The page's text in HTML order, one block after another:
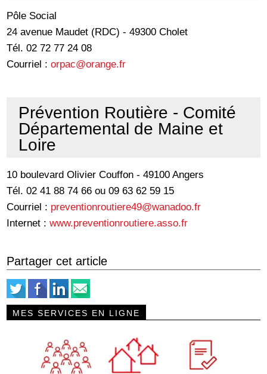
Pôle Social
24 avenue Maudet (RDC) - 49300 Cholet
Tél. 02 72 77 24 08
Courriel :orpac@orange.fr
Prévention Routière - Comité
Départemental de Maine et
Loire
10 boulevard Olivier Couffon - 49100 Angers
Tél. 02 41 88 74 66 ou 09 63 62 59 15
Courriel : preventionroutiere49@wanadoo.fr
Internet :www.preventionroutiere.asso.fr
Partager cet article
MES SERVICES EN LIGNE